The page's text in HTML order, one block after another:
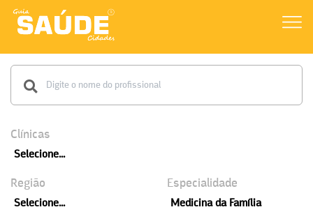
Clínicas
Selecione...
Região
Selecione...
Especialidade
Medicina da Família